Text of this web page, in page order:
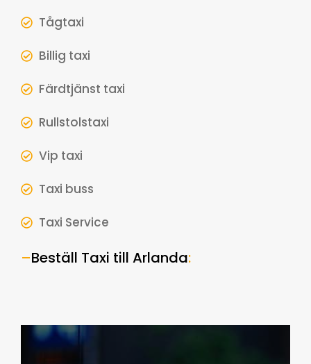
Tågtaxi
Billig taxi
Färdtjänst taxi
Rullstolstaxi
Vip taxi
Taxi buss
Taxi Service
–Beställ Taxi till Arlanda: